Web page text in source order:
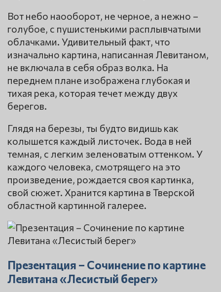
Вот небо наооборот, не черное, а нежно –
голубое, с пушистенькими расплывчатыми
облачками. Удивительный факт, что
изначально картина, написанная Левитаном,
не включала в себя образ волка. На
переднем плане изображена глубокая и
тихая река, которая течет между двух
берегов.
Глядя на березы, ты будто видишь как
колышется каждый листочек. Вода в ней
темная, с легким зеленоватым оттенком. У
каждого человека, смотрящего на это
произведение, рождается своя картинка,
свой сюжет. Хранится картина в Тверской
областной картинной галерее.
Презентация – Сочинение по картине
Левитана «Лесистый берег»